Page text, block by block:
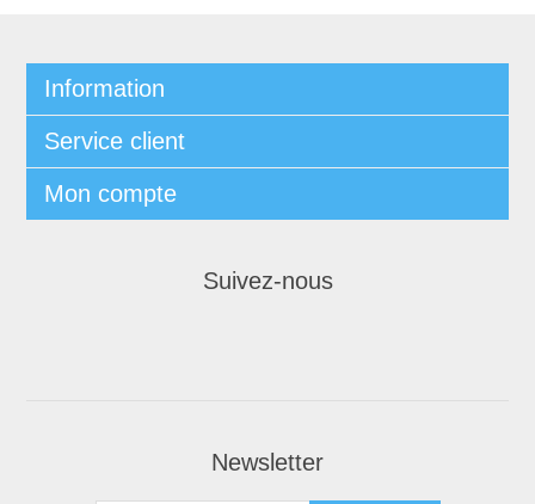
Information
Service client
Mon compte
Suivez-nous
Newsletter